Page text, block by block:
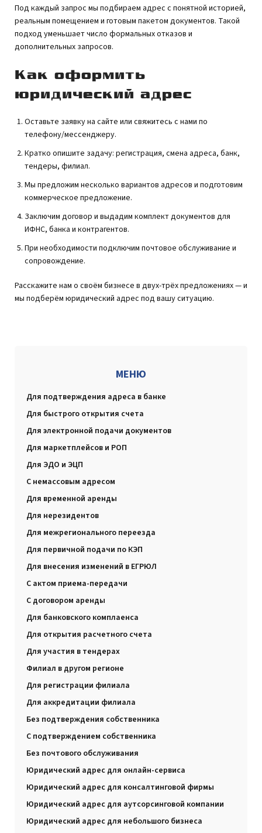
МЕНЮ
Для подтверждения адреса в банке
Для быстрого открытия счета
Для электронной подачи документов
Для маркетплейсов и РОП
Для ЭДО и ЭЦП
С немассовым адресом
Для временной аренды
Для нерезидентов
Для межрегионального переезда
Для первичной подачи по КЭП
Для внесения изменений в ЕГРЮЛ
С актом приема-передачи
С договором аренды
Для банковского комплаенса
Для открытия расчетного счета
Для участия в тендерах
Филиал в другом регионе
Для регистрации филиала
Для аккредитации филиала
Без подтверждения собственника
С подтверждением собственника
Без почтового обслуживания
Юридический адрес для онлайн-сервиса
Юридический адрес для консалтинговой фирмы
Юридический адрес для аутсорсинговой компании
Юридический адрес для небольшого бизнеса
Под каждый запрос мы подбираем адрес с понятной историей,
реальным помещением и готовым пакетом документов. Такой
подход уменьшает число формальных отказов и
дополнительных запросов.
Как оформить
юридический адрес
Оставьте заявку на сайте или свяжитесь с нами по
телефону/мессенджеру.
Кратко опишите задачу: регистрация, смена адреса, банк,
тендеры, филиал.
Мы предложим несколько вариантов адресов и подготовим
коммерческое предложение.
Заключим договор и выдадим комплект документов для
ИФНС, банка и контрагентов.
При необходимости подключим почтовое обслуживание и
сопровождение.
Расскажите нам о своём бизнесе в двух-трёх предложениях — и
мы подберём юридический адрес под вашу ситуацию.